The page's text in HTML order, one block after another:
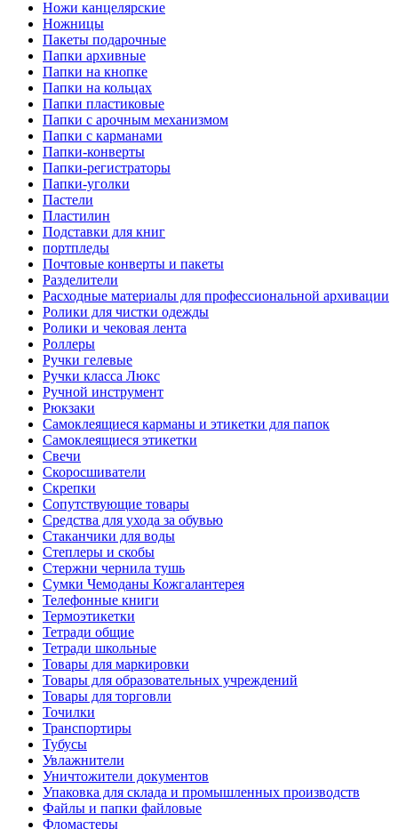
Ножи канцелярские
Ножницы
Пакеты подарочные
Папки архивные
Папки на кнопке
Папки на кольцах
Папки пластиковые
Папки с арочным механизмом
Папки с карманами
Папки-конверты
Папки-регистраторы
Папки-уголки
Пастели
Пластилин
Подставки для книг
портпледы
Почтовые конверты и пакеты
Разделители
Расходные материалы для профессиональной архивации
Ролики для чистки одежды
Ролики и чековая лента
Роллеры
Ручки гелевые
Ручки класса Люкс
Ручной инструмент
Рюкзаки
Самоклеящиеся карманы и этикетки для папок
Самоклеящиеся этикетки
Свечи
Скоросшиватели
Скрепки
Сопутствующие товары
Средства для ухода за обувью
Стаканчики для воды
Степлеры и скобы
Стержни чернила тушь
Сумки Чемоданы Кожгалантерея
Телефонные книги
Термоэтикетки
Тетради общие
Тетради школьные
Товары для маркировки
Товары для образовательных учреждений
Товары для торговли
Точилки
Транспортиры
Тубусы
Увлажнители
Уничтожители документов
Упаковка для склада и промышленных производств
Файлы и папки файловые
Фломастеры